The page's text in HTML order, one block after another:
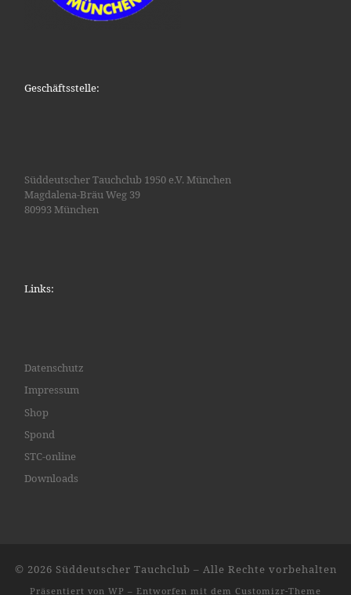
Geschäftsstelle:
Süddeutscher Tauchclub 1950 e.V. München
Magdalena-Bräu Weg 39
80993 München
Links:
Datenschutz
Impressum
Shop
Spond
STC-online
Downloads
© 2026 Süddeutscher Tauchclub – Alle Rechte vorbehalten
Präsentiert von WP – Entworfen mit dem Customizr-Theme